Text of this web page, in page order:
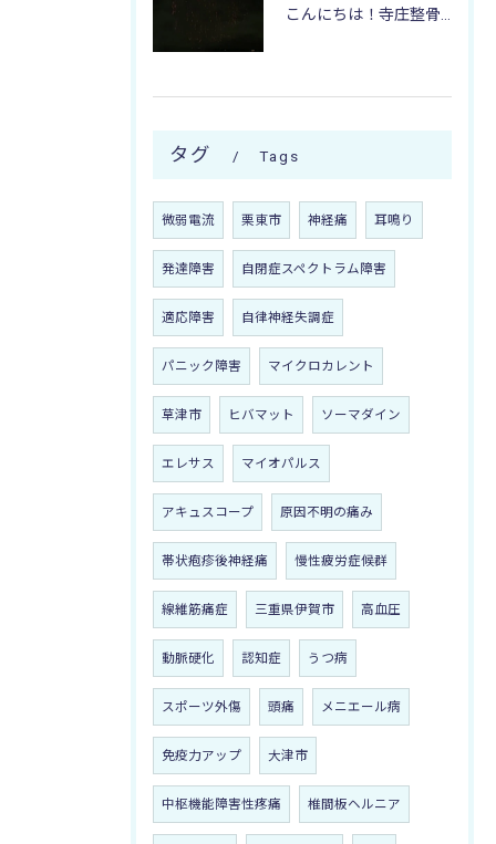
タグ Tags
微弱電流 栗東市 神経痛 耳鳴り
発達障害 自閉症スペクトラム障害
適応障害 自律神経失調症
パニック障害 マイクロカレント
草津市 ヒバマット ソーマダイン
エレサス マイオパルス
アキュスコープ 原因不明の痛み
帯状疱疹後神経痛 慢性疲労症候群
線維筋痛症 三重県伊賀市 高血圧
動脈硬化 認知症 うつ病
スポーツ外傷 頭痛 メニエール病
免疫力アップ 大津市
中枢機能障害性疼痛 椎間板ヘルニア